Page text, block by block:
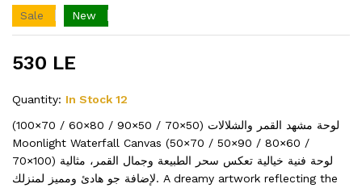
Sale New
530 LE
Quantity: In Stock 12
لوحة مشهد القمر والشلالات (50×70 / 50×90 / 80×60 / 70×100) ​
Moonlight Waterfall Canvas (50×70 / 50×90 / 80×60 /
70×100) ​لوحة فنية خيالية تعكس سحر الطبيعة وجمال القمر، مثالية
لإضافة جو هادئ ومميز لمنزلك. ​A dreamy artwork reflecting the